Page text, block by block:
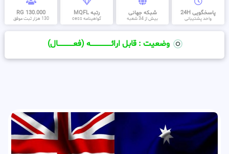
پاسخگویی 24H
واحد پشتیبانی
شبکه جهانی
بیش از 34 شعبه
رتبه MQFL
گواهینامه cess
130.000 RG
130 هزار ثبت موفق
وضعیت : قابل ارائــــــــــــــــــــه (فعـــــــــــــــال)